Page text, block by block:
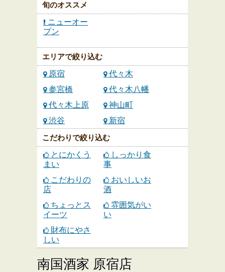
旬のオススメ
ニューオー
プン
エリアで絞り込む
原宿
代々木
参宮橋
代々木八幡
代々木上原
神山町
渋谷
新宿
こだわりで絞り込む
とにかくう
まい
しっかり食
事
こだわりの
店
おいしいお
酒
ちょっとス
イーツ
雰囲気がい
い
財布にやさ
しい
南国酒家 原宿店